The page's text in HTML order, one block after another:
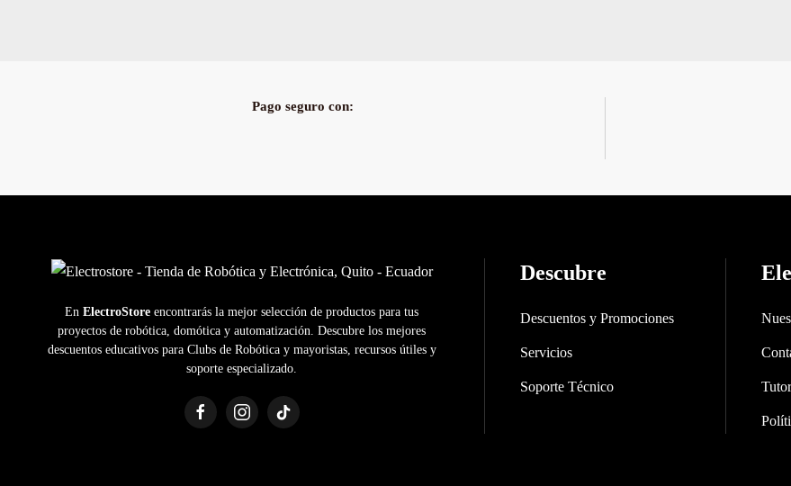
Pago seguro con:
En ElectroStore encontrarás la mejor selección de productos para tus
proyectos de robótica, domótica y automatización. Descubre los mejores
descuentos educativos para Clubs de Robótica y mayoristas, recursos útiles y
soporte especializado.
Descubre
Descuentos y Promociones
Servicios
Soporte Técnico